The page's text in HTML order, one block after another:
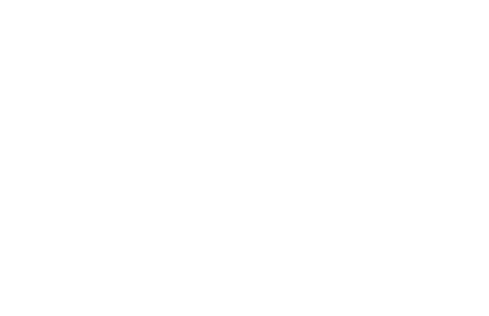
in de winkelwagen